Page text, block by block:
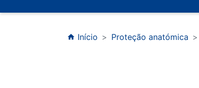
home Início Proteção anatómica